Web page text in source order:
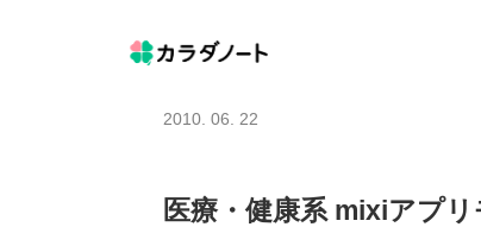
2010. 06. 22
医療・健康系 mixiアプ